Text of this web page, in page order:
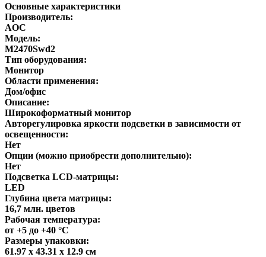
Основные характеристики
Производитель:
AOC
Модель:
M2470Swd2
Тип оборудования:
Монитор
Области применения:
Дом/офис
Описание:
Широкоформатный монитор
Авторегулировка яркости подсветки в зависимости от
освещенности:
Нет
Опции (можно приобрести дополнительно):
Нет
Подсветка LCD-матрицы:
LED
Глубина цвета матрицы:
16,7 млн. цветов
Рабочая температура:
от +5 до +40 °С
Размеры упаковки:
61.97 x 43.31 x 12.9 см